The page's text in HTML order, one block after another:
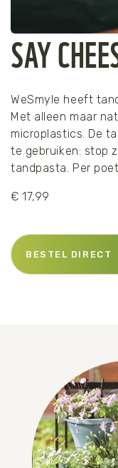
SAY
WeSmyle heeft
Met alleen maar
microplastics. De
te gebruiken: stop
tandpasta. Per
€ 17,99
BESTEL DIRECT